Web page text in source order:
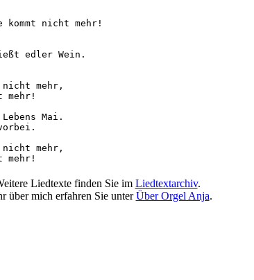
nicht mehr!
edler Wein.
nicht mehr,
mehr!
Mai.
nicht mehr,
mehr!
Liedtexte finden Sie im Liedtextarchiv.
über mich erfahren Sie unterÜber Orgel Anja.